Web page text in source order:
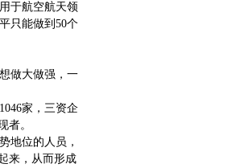
于航空航天领
只能做到50个
做大做强，一
家，三资企
者。
地位的人员，
来，从而形成